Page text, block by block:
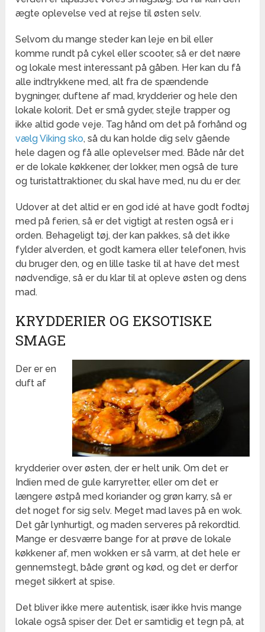
ægte oplevelse ved at rejse til østen selv.
Selvom du mange steder kan leje en bil eller
komme rundt på cykel eller scooter, så er det nære
og lokale mest interessant på gåben. Her kan du få
alle indtrykkene med, alt fra de spændende
bygninger, duftene af mad, krydderier og hele den
lokale kolorit. Det er små gyder, stejle trapper og
ikke altid gode veje. Tag hånd om det på forhånd og
vælg Viking sko, så du kan holde dig selv gående
hele dagen og få alle oplevelser med. Både når det
er de lokale køkkener, der lokker, men også de ture
og turistattraktioner, du skal have med, nu du er der.
Udover at det altid er en god idé at have godt fodtøj
med på ferien, så er det vigtigt at resten også er i
orden. Behageligt tøj, der kan pakkes, så det ikke
fylder alverden, et godt kamera eller telefonen, hvis
du bruger den, og en lille taske til at have det mest
nødvendige, så er du klar til at opleve østen og dens
mad.
KRYDDERIER OG EKSOTISKE
SMAGE
Der er en
duft af
krydderier over østen, der er helt unik. Om det er
Indien med de gule karryretter, eller om det er
længere østpå med koriander og grøn karry, så er
det noget for sig selv. Meget mad laves på en wok.
Det går lynhurtigt, og maden serveres på rekordtid.
Mange er desværre bange for at prøve de lokale
køkkener af, men wokken er så varm, at det hele er
gennemstegt, både grønt og kød, og det er derfor
meget sikkert at spise.
Det bliver ikke mere autentisk, især ikke hvis mange
lokale også spiser der. Det er samtidig et tegn på, at